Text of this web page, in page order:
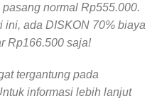
normal Rp555.000.
ini, ada DISKON 70% biaya
Rp166.500 saja!
tergantung pada
informasi lebih lanjut